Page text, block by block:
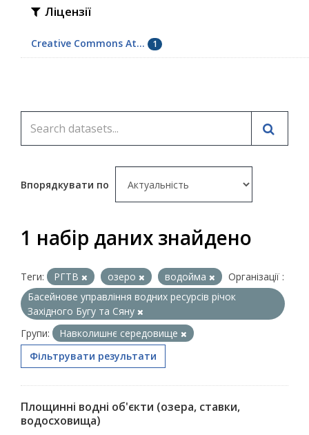
Ліцензії
Creative Commons At... 1
Впорядкувати по
1 набір даних знайдено
Теги: РГТВ озеро водойма
Організації :
Басейнове управління водних ресурсів річок
Західного Бугу та Сяну
Групи:
Навколишнє середовище
Фільтрувати результати
Площинні водні об'єкти (озера, ставки,
водосховища)